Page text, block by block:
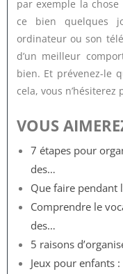
par exemple la
ce bien quelques
ordinateur ou son
d’un meilleur
bien. Et prévenez-le
cela, vous
VOUS
7 étapes pour
des…
Que faire pendant
Comprendre le
des…
5 raisons
Jeux pour enfants